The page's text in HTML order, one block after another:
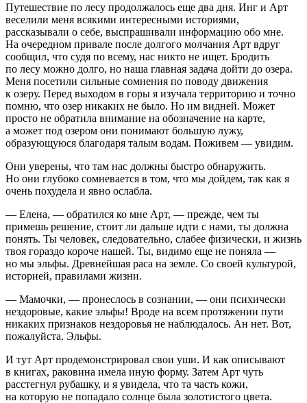
Путешествие по лесу продолжалось еще два дня. Инг и Арт
веселили меня всякими интересными историями,
рассказывали о себе, выспрашивали информацию обо мне.
На очередном привале после долгого молчания Арт вдруг
сообщил, что судя по всему, нас никто не ищет. Бродить
по лесу можно долго, но наша главная задача дойти до озера.
Меня посетили сильные сомнения по поводу движения
к озеру. Перед выходом в горы я изучала территорию и точно
помню, что озер никаких не было. Но им видней. Может
просто не обратила внимание на обозначение на карте,
а может под озером они понимают большую лужу,
образующуюся благодаря талым водам. Поживем — увидим.
Они уверены, что там нас должны быстро обнаружить.
Но они глубоко сомневается в том, что мы дойдем, так как я
очень похудела и явно ослабла.
— Елена, — обратился ко мне Арт, — прежде, чем ты
примешь решение, стоит ли дальше идти с нами, ты должна
понять. Ты человек, следовательно, слабее физически, и жизнь
твоя гораздо короче нашей. Ты, видимо еще не поняла —
но мы эльфы. Древнейшая раса на земле. Со своей культурой,
историей, правилами жизни.
— Мамочки, — пронеслось в сознании, — они психически
нездоровые, какие эльфы! Вроде на всем протяжении пути
никаких признаков нездоровья не наблюдалось. Ан нет. Вот,
пожалуйста. Эльфы.
И тут Арт продемонстрировал свои уши. И как описывают
в книгах, раковина имела иную форму. Затем Арт чуть
расстегнул рубашку, и я увидела, что та часть кожи,
на которую не попадало солнце была золотистого цвета.